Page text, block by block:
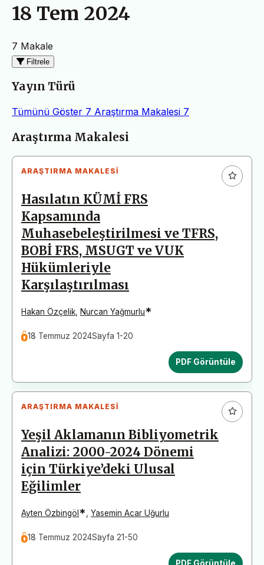
18 Tem 2024
7 Makale
Filtrele
Yayın Türü
Tümünü Göster 7 Araştırma Makalesi 7
Makaleler
Araştırma Makalesi
ARAŞTIRMA MAKALESI
Hasılatın KÜMİ FRS
Kapsamında
Muhasebeleştirilmesi ve TFRS,
BOBİ FRS, MSUGT ve VUK
Hükümleriyle
Karşılaştırılması
Hakan Özçelik Nurcan Yağmurlu*
18 Temmuz 2024Sayfa 1-20
PDF Görüntüle
ARAŞTIRMA MAKALESI
Yeşil Aklamanın Bibliyometrik
Analizi: 2000-2024 Dönemi
için Türkiye’deki Ulusal
Eğilimler
Ayten Özbingöl * Yasemin Acar Uğurlu
18 Temmuz 2024Sayfa 21-50
PDF Görüntüle